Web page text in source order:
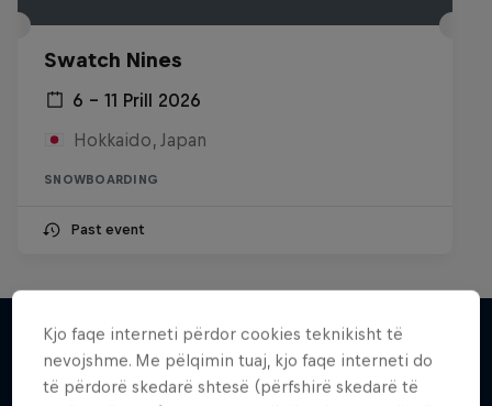
Swatch Nines
6 – 11 Prill 2026
Hokkaido, Japan
SNOWBOARDING
Past event
Më shumë si kjo
Kjo faqe interneti përdor cookies teknikisht të
nevojshme. Me pëlqimin tuaj, kjo faqe interneti do
të përdorë skedarë shtesë (përfshirë skedarë të